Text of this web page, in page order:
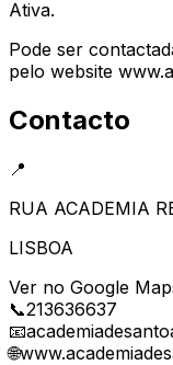
Ativa.
Pode ser
pelo website
Contacto
📍
RUA ACADEMIA
LISBOA
Ver no Google
📞213636637
📧
🌐